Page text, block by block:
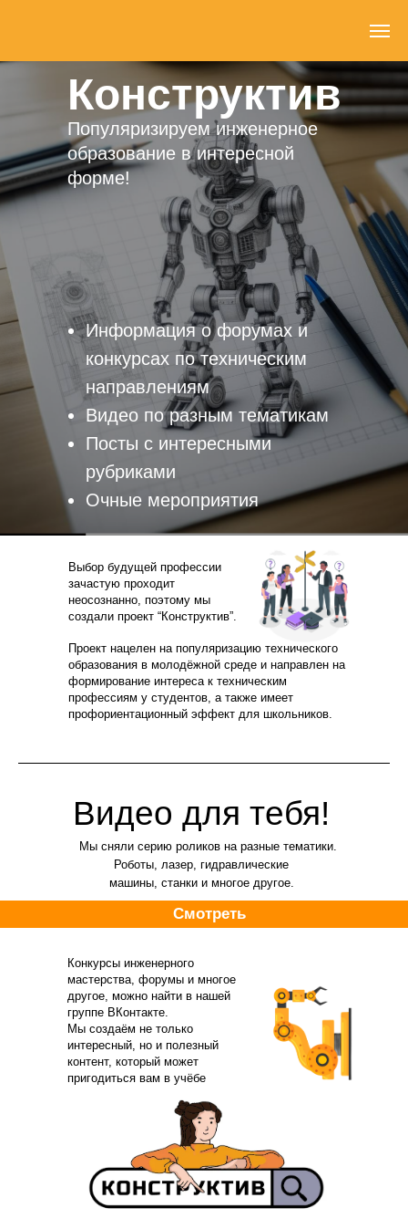
Конструктив
Информация о форумах и
конкурсах по техническим
направлениям
Видео по разным тематикам
Посты с интересными
рубриками
Очные мероприятия
Популяризируем инженерное
образование в интересной
форме!
Проект нацелен на популяризацию технического
образования в молодёжной среде и направлен на
формирование интереса к техническим
профессиям у студентов, а также имеет
профориентационный эффект для школьников.
Выбор будущей профессии
зачастую проходит
неосознанно, поэтому мы
создали проект “Конструктив”.
Видео для тебя!
Мы сняли серию роликов на разные тематики.
Роботы, лазер, гидравлические
машины, станки и многое другое.
Смотреть
Конкурсы инженерного
мастерства, форумы и многое
другое, можно найти в нашей
группе ВКонтакте.
Мы создаём не только
интересный, но и полезный
контент, который может
пригодиться вам в учёбе